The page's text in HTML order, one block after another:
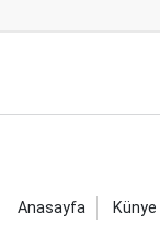
Anasayfa Künye